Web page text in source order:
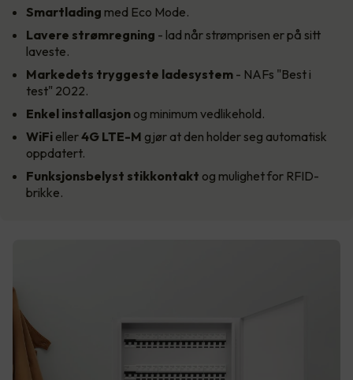
Smartlading med Eco Mode.
Lavere strømregning - lad når strømprisen er på sitt
laveste.
Markedets tryggeste ladesystem - NAFs "Best i
test" 2022.
Enkel installasjon og minimum vedlikehold.
WiFi eller4G LTE-M gjør at den holder seg automatisk
oppdatert.
Funksjonsbelyst stikkontakt og mulighet for RFID-
brikke.